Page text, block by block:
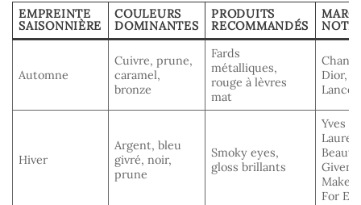
EMPREINTE
SAISONNIÈRE
COULEURS
DOMINANTES
PRODUITS
RECOMMANDÉS
NOTE
Automne
Cuivre, prune,
caramel,
bronze
Fards
métalliques,
rouge à lèvres
mat
Dior,
Hiver
Argent, bleu
givré, noir,
prune
Smoky eyes,
gloss brillants
Yves
Make
For